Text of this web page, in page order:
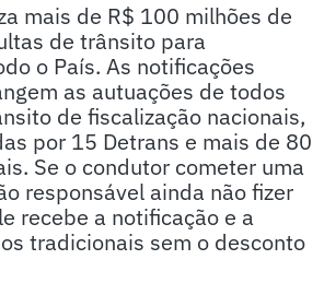
mais de R$ 100 milhões de
de trânsito para
o País. As notificações
as autuações de todos
de fiscalização nacionais,
por 15 Detrans e mais de 80
Se o condutor cometer uma
responsável ainda não fizer
recebe a notificação e a
tradicionais sem o desconto